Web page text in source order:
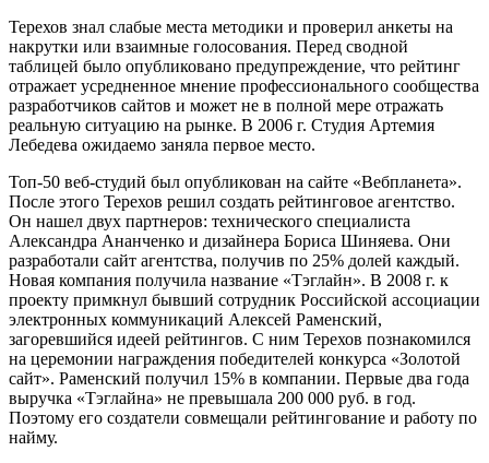
Терехов знал слабые места методики и проверил анкеты на
накрутки или взаимные голосования. Перед сводной
таблицей было опубликовано предупреждение, что рейтинг
отражает усредненное мнение профессионального сообщества
разработчиков сайтов и может не в полной мере отражать
реальную ситуацию на рынке. В 2006 г. Студия Артемия
Лебедева ожидаемо заняла первое место.
Топ-50 веб-студий был опубликован на сайте «Вебпланета».
После этого Терехов решил создать рейтинговое агентство.
Он нашел двух партнеров: технического специалиста
Александра Ананченко и дизайнера Бориса Шиняева. Они
разработали сайт агентства, получив по 25% долей каждый.
Новая компания получила название «Тэглайн». В 2008 г. к
проекту примкнул бывший сотрудник Российской ассоциации
электронных коммуникаций Алексей Раменский,
загоревшийся идеей рейтингов. С ним Терехов познакомился
на церемонии награждения победителей конкурса «Золотой
сайт». Раменский получил 15% в компании. Первые два года
выручка «Тэглайна» не превышала 200 000 руб. в год.
Поэтому его создатели совмещали рейтингование и работу по
найму.